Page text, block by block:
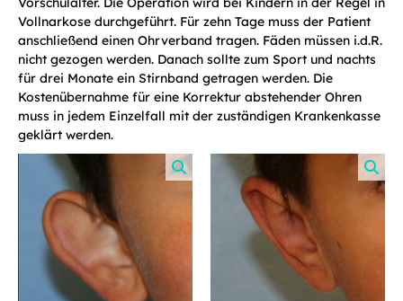
Vollnarkose durchgeführt. Für zehn Tage muss der Patient
anschließend einen Ohrverband tragen. Fäden müssen i.d.R.
nicht gezogen werden. Danach sollte zum Sport und nachts
für drei Monate ein Stirnband getragen werden. Die
Kostenübernahme für eine Korrektur abstehender Ohren
muss in jedem Einzelfall mit der zuständigen Krankenkasse
geklärt werden.